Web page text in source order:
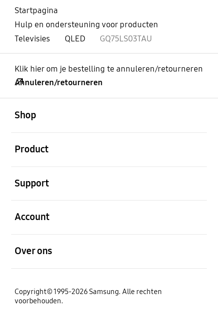
Startpagina
Hulp en ondersteuning voor producten
Televisies
QLED GQ75LS03TAU
Klik hier om je bestelling te annuleren/retourneren
Annuleren/retourneren
Shop
Product
Support
Account
Over ons
Copyright© 1995-2026 Samsung. Alle rechten
voorbehouden.